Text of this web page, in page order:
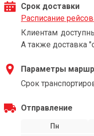
Срок доставки
Расписание
Клиентам
А также доставка
Параметры
Срок
Отправление
Пн